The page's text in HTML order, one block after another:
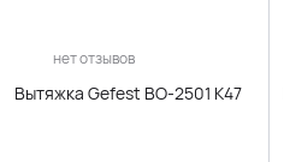
нет отзывов
Вытяжка Gefest ВО-2501 К47